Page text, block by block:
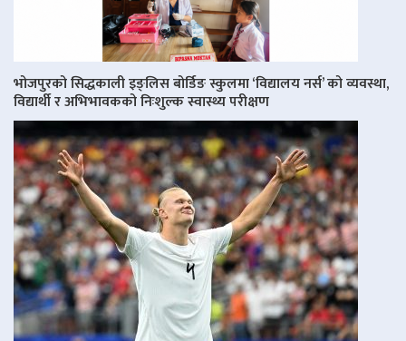
भोजपुरको सिद्धकाली इङ्लिस बोर्डिङ स्कुलमा ‘विद्यालय नर्स’ को व्यवस्था,
विद्यार्थी र अभिभावकको निःशुल्क स्वास्थ्य परीक्षण